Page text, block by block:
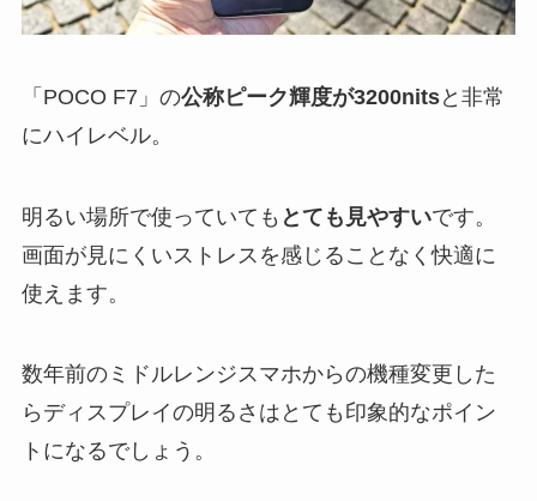
「POCO F7」の公称ピーク輝度が3200nitsと非常
にハイレベル。
明るい場所で使っていても とても見やすいです。
画面が見にくいストレスを感じることなく快適に
使えます。
数年前のミドルレンジスマホからの機種変更した
らディスプレイの明るさはとても印象的なポイン
トになるでしょう。